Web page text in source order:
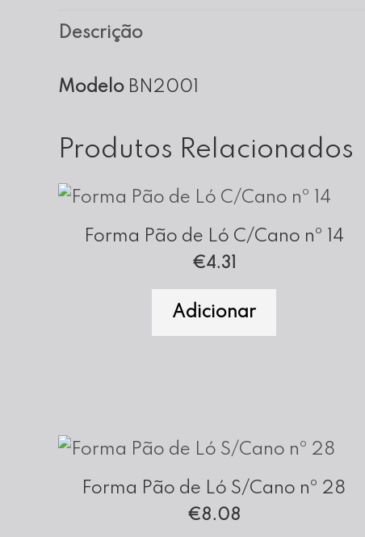
Descrição
Modelo BN2001
Produtos Relacionados
Forma Pão de Ló C/Cano nº 14
€4.31
Adicionar
Forma Pão de Ló S/Cano nº 28
€8.08